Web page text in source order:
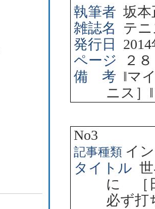
執筆者 坂
雑誌名
テ
発行日
2014
ページ
２
備 考 ‖マ
ニス］ ‖
No3
記事種類 イ
タイトル
に ［
必ず打